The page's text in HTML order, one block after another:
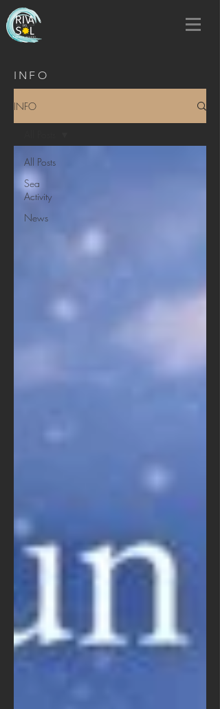
INFO
INFO
All Posts
Sea
Activity
News